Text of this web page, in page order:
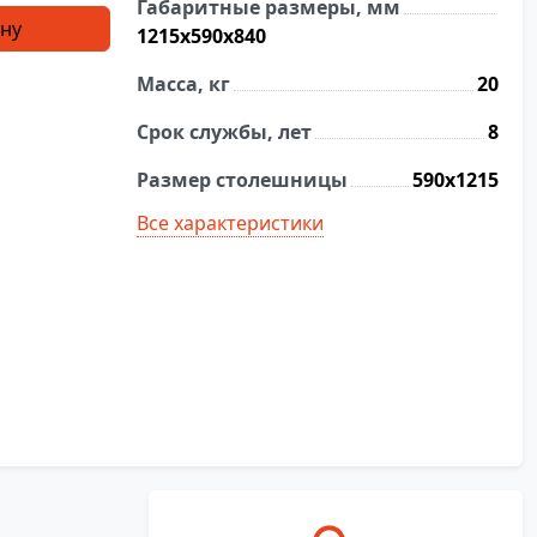
Габаритные размеры, мм
1215х590х840
Масса, кг
20
Срок службы, лет
8
Размер столешницы
590х1215
Все характеристики